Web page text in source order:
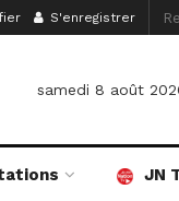
S'enregistrer
samedi 8 août
JN